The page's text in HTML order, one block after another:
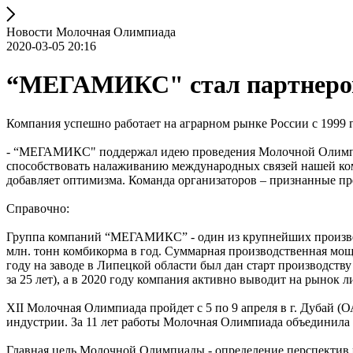
Новости Молочная Олимпиада
2020-03-05 20:16
“МЕГАМИКС" стал
Компания успешно работает на аграрном рынке России с
- “МЕГАМИКС" поддержал идею проведения Молочной
способствовать налаживанию международных связей нашей
добавляет оптимизма. Команда организаторов –
Справочно:
Группа компаний “МЕГАМИКС” - один из крупнейших
млн. тонн комбикорма в год. Суммарная производственная
году на заводе в Липецкой области был дан старт
за 25 лет), а в 2020 году компания активно выводит на рынок
XII Молочная Олимпиада пройдет с 5 по 9 апреля в г. Дубай
индустрии. За 11 лет работы Молочная Олимпиада
Главная цель Молочной Олимпиады - определение